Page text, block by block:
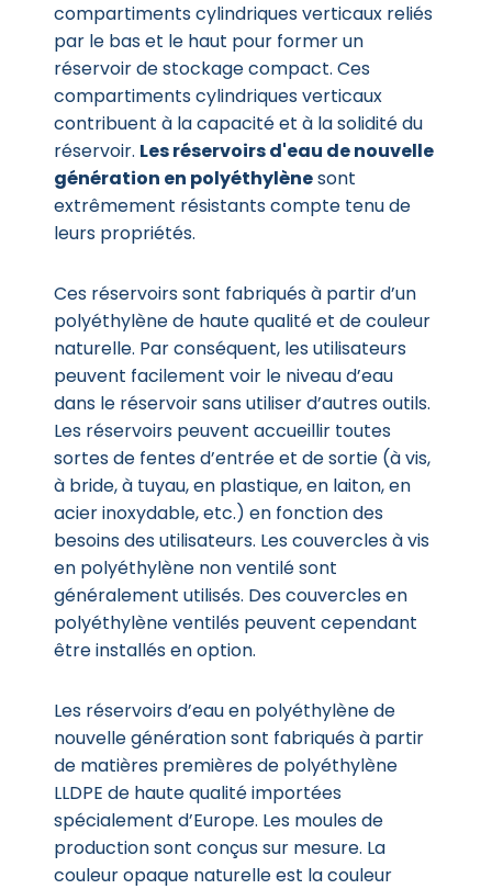
compartiments cylindriques verticaux reliés
par le bas et le haut pour former un
réservoir de stockage compact. Ces
compartiments cylindriques verticaux
contribuent à la capacité et à la solidité du
réservoir. Les réservoirs d'eau de nouvelle
génération en polyéthylènesont
extrêmement résistants compte tenu de
leurs propriétés.
Ces réservoirs sont fabriqués à partir d’un
polyéthylène de haute qualité et de couleur
naturelle. Par conséquent, les utilisateurs
peuvent facilement voir le niveau d’eau
dans le réservoir sans utiliser d’autres outils.
Les réservoirs peuvent accueillir toutes
sortes de fentes d’entrée et de sortie (à vis,
à bride, à tuyau, en plastique, en laiton, en
acier inoxydable, etc.) en fonction des
besoins des utilisateurs. Les couvercles à vis
en polyéthylène non ventilé sont
généralement utilisés. Des couvercles en
polyéthylène ventilés peuvent cependant
être installés en option.
Les réservoirs d’eau en polyéthylène de
nouvelle génération sont fabriqués à partir
de matières premières de polyéthylène
LLDPE de haute qualité importées
spécialement d’Europe. Les moules de
production sont conçus sur mesure. La
couleur opaque naturelle est la couleur